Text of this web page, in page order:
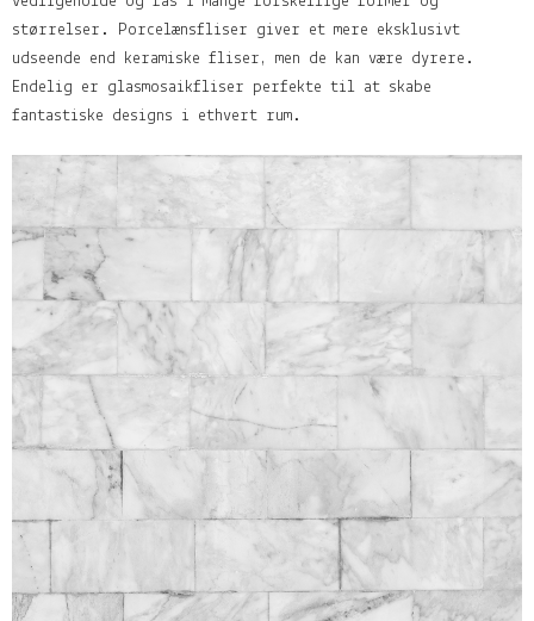
størrelser. Porcelænsfliser giver et mere eksklusivt
udseende end keramiske fliser, men de kan være dyrere.
Endelig er glasmosaikfliser perfekte til at skabe
fantastiske designs i ethvert rum.